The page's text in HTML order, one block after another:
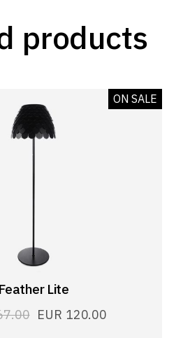
products
ON SALE
Feather Lite
EUR 120.00